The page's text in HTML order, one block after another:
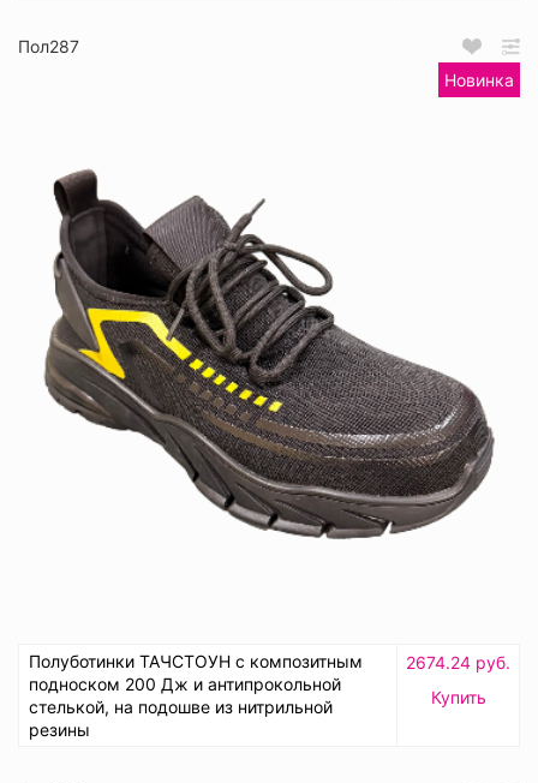
Пол287
Новинка
Полуботинки ТАЧСТОУН с композитным
подноском 200 Дж и антипрокольной
стелькой, на подошве из нитрильной
резины
2674.24 руб.
Купить